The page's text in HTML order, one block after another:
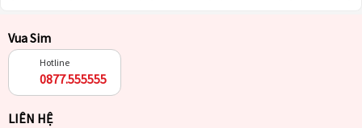
Vua Sim
Hotline
0877.555555
LIÊN HỆ